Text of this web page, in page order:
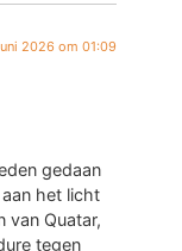
2026 om 01:09
gedaan
het licht
van Quatar,
tegen